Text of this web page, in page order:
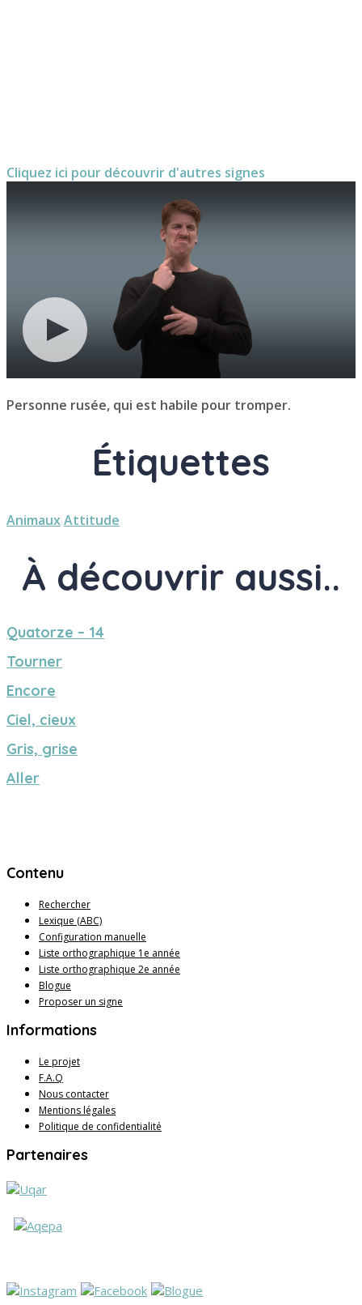
Cliquez ici pour découvrir d'autres signes
Personne rusée, qui est habile pour tromper.
Étiquettes
AnimauxAttitude
À découvrir aussi..
Quatorze – 14
Tourner
Encore
Ciel, cieux
Gris, grise
Aller
Contenu
Rechercher
Lexique (ABC)
Configuration manuelle
Liste orthographique 1e année
Liste orthographique 2e année
Blogue
Proposer un signe
Informations
Le projet
F.A.Q
Nous contacter
Mentions légales
Politique de confidentialité
Partenaires